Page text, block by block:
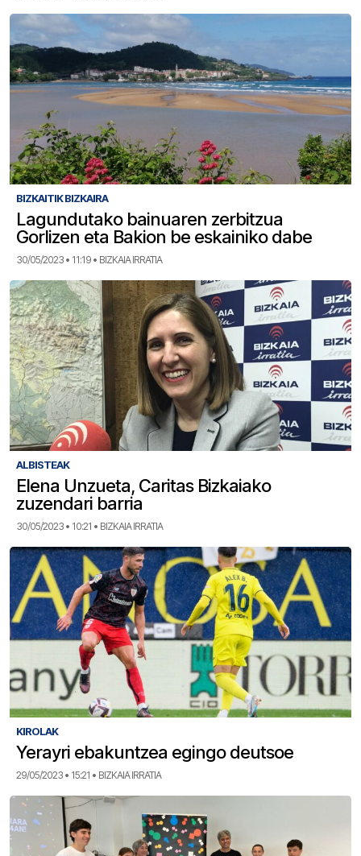
BIZKAITIK BIZKAIRA
Lagundutako bainuaren zerbitzua
Gorlizen eta Bakion be eskainiko dabe
30/05/2023 • 11:19 • BIZKAIA IRRATIA
ALBISTEAK
Elena Unzueta, Caritas Bizkaiako
zuzendari barria
30/05/2023 • 10:21 • BIZKAIA IRRATIA
KIROLAK
Yerayri ebakuntzea egingo deutsoe
29/05/2023 • 15:21 • BIZKAIA IRRATIA